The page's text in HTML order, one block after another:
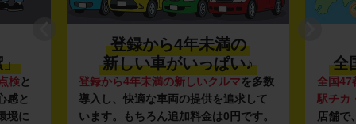
」
検と
感と
境に
登録から4年未満の
新しい車がいっぱい♪
登録から4年未満の新しいクルマを多数
導入し、快適な車両の提供を追求して
います。もちろん追加料金は0円です。
全
全国47
駅チカ
店舗で